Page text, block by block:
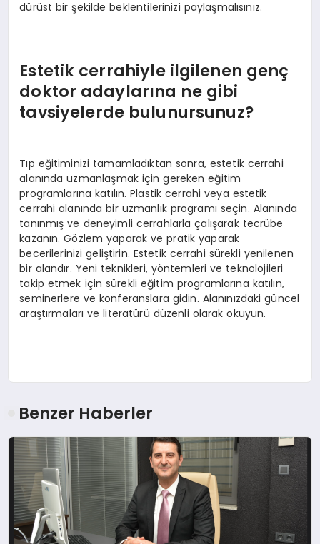
dürüst bir şekilde beklentilerinizi paylaşmalısınız.
Estetik cerrahiyle ilgilenen genç
doktor adaylarına ne gibi
tavsiyelerde bulunursunuz?
Tıp eğitiminizi tamamladıktan sonra, estetik cerrahi
alanında uzmanlaşmak için gereken eğitim
programlarına katılın. Plastik cerrahi veya estetik
cerrahi alanında bir uzmanlık programı seçin. Alanında
tanınmış ve deneyimli cerrahlarla çalışarak tecrübe
kazanın. Gözlem yaparak ve pratik yaparak
becerilerinizi geliştirin. Estetik cerrahi sürekli yenilenen
bir alandır. Yeni teknikleri, yöntemleri ve teknolojileri
takip etmek için sürekli eğitim programlarına katılın,
seminerlere ve konferanslara gidin. Alanınızdaki güncel
araştırmaları ve literatürü düzenli olarak okuyun.
Benzer Haberler